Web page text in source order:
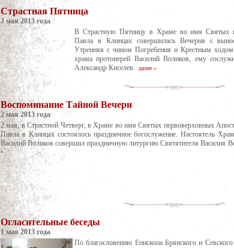
Страстная Пятница
3 мая 2013 года
В Страстную Пятницу в Храме во имя Святых
Павла в Клинцах совершилась Вечерня с
Утренняя с чином Погребения и Крестным
храма протоиерей Василий Воликов, ему
Александр Киселев.
далее »
Воспоминание Тайной Вечери
2 мая 2013 года
2 мая, в Страстной Четверг, в Храме во имя Святых первоверховных
Павла в Клинцах состоялось праздничное богослужение. Настоятель
Василий Воликов совершил праздничную литургию Святятителя Василия
»
Огласительные беседы
1 мая 2013 года
По благословению Епископа Брянского и